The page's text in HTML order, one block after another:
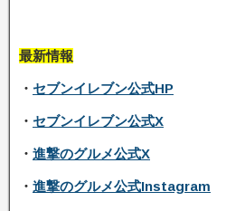
最新情報
・ セブンイレブン公式HP
・ セブンイレブン公式X
・ 進撃のグルメ公式X
・ 進撃のグルメ公式Instagram